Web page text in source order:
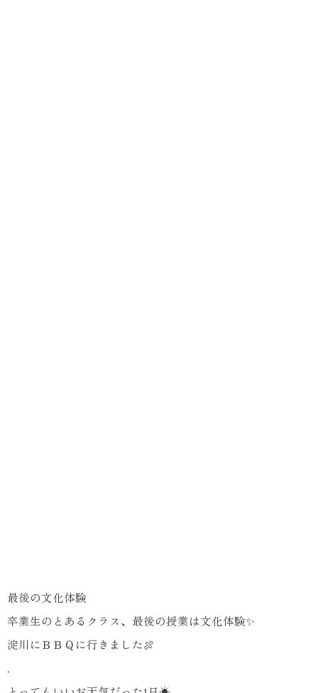
最後の文化体験
卒業生のとあるクラス、最後の授業は文化体験✨
淀川にＢＢＱに行きました🍖
.